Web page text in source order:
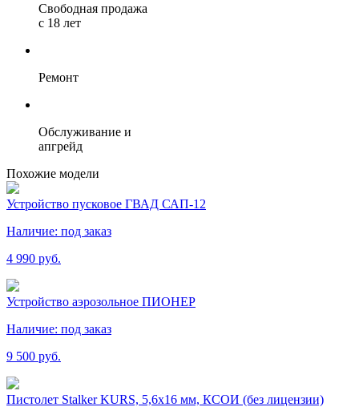
Свободная продажа
с 18 лет
Ремонт
Обслуживание и
апгрейд
Похожие модели
Устройство пусковое ГВАД САП-12
Наличие: под заказ
4 990 руб.
Устройство аэрозольное ПИОНЕР
Наличие: под заказ
9 500 руб.
Пистолет Stalker KURS, 5,6х16 мм, КСОИ (без лицензии)